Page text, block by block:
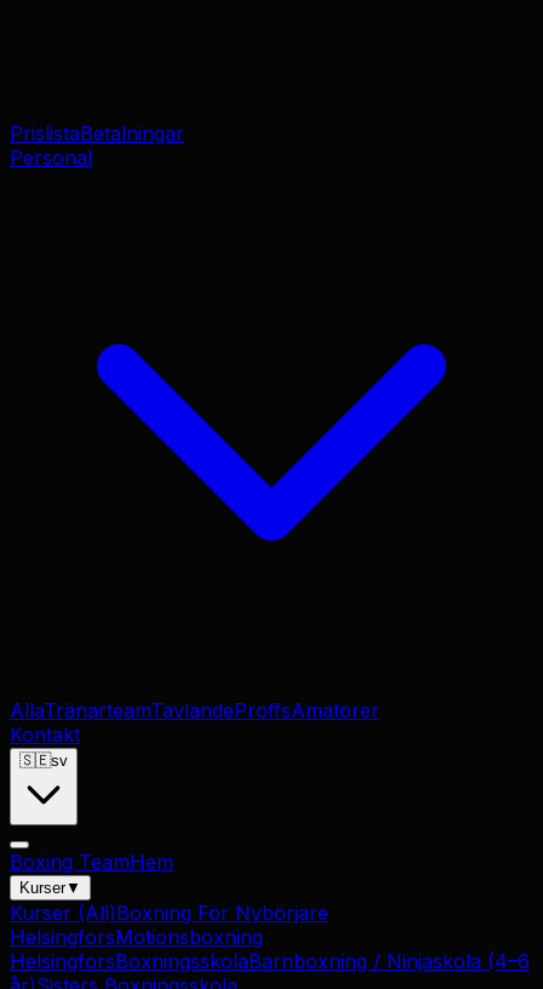
PrislistaBetalningar
Personal
AllaTränarteamTävlandeProffsAmatörer
Kontakt
🇸🇪sv
Boxing TeamHem
Kurser▼
Kurser (All)Boxning För Nybörjare
HelsingforsMotionsboxning
HelsingforsBoxningsskolaBarnboxning / Ninjaskola (4–6